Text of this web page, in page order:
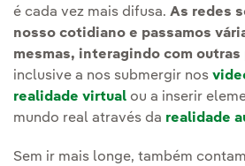
é cada vez mais difusa. As redes
nosso cotidiano e passamos
mesmas, interagindo com outras
inclusive a nos submergir nos
realidade virtual ou a inserir
mundo real através da realidade
Sem ir mais longe, também